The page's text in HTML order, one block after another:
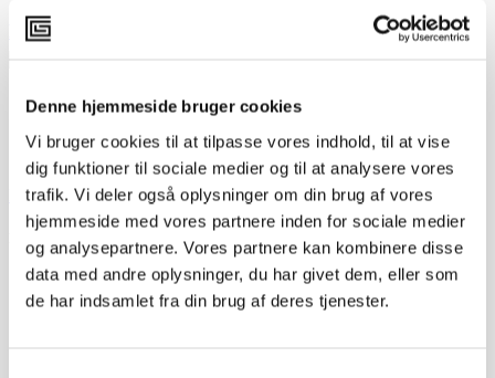
Denne hjemmeside bruger cookies
Vi bruger cookies til at tilpasse vores indhold, til at vise
dig funktioner til sociale medier og til at analysere vores
trafik. Vi deler også oplysninger om din brug af vores
hjemmeside med vores partnere inden for sociale medier
og analysepartnere. Vores partnere kan kombinere disse
data med andre oplysninger, du har givet dem, eller som
de har indsamlet fra din brug af deres tjenester.
Kontakt os
+45 70 70 22 27
info@cphgamelab.dk
Bredgade 36C, 3. sal
1260 København K
Facebook Linkedin
Privatlivspolitik
Databehandling